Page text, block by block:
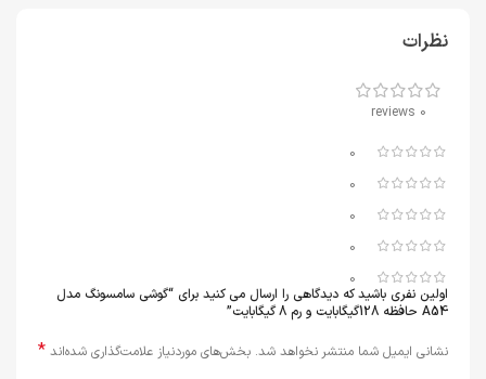
نظرات
0 reviews
0
0
0
0
0
اولین نفری باشید که دیدگاهی را ارسال می کنید برای “گوشی سامسونگ مدل
A54 حافظه 128گیگابایت و رم 8 گیگابایت”
نشانی ایمیل شما منتشر نخواهد شد. بخش‌های موردنیاز علامت‌گذاری شده‌اند *